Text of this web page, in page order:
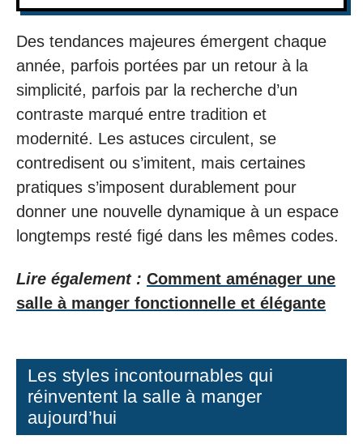
Des tendances majeures émergent chaque
année, parfois portées par un retour à la
simplicité, parfois par la recherche d’un
contraste marqué entre tradition et
modernité. Les astuces circulent, se
contredisent ou s’imitent, mais certaines
pratiques s’imposent durablement pour
donner une nouvelle dynamique à un espace
longtemps resté figé dans les mêmes codes.
Lire également : Comment aménager une
salle à manger fonctionnelle et élégante
Les styles incontournables qui
réinventent la salle à manger
aujourd’hui